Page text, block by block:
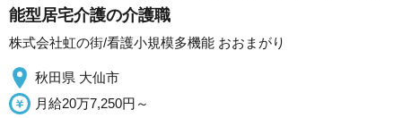
能型居宅介護の介護職
株式会社虹の街/看護小規模多機能 おおまがり
秋田県 大仙市
月給20万7,250円～